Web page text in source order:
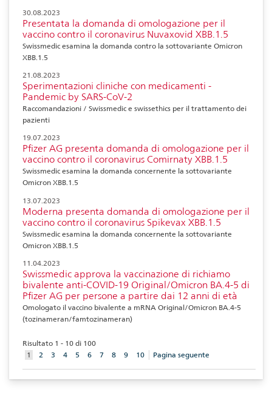
30.08.2023
Presentata la domanda di omologazione per il
vaccino contro il coronavirus Nuvaxovid XBB.1.5
Swissmedic esamina la domanda contro la sottovariante Omicron
XBB.1.5
21.08.2023
Sperimentazioni cliniche con medicamenti -
Pandemic by SARS-CoV-2
Raccomandazioni / Swissmedic e swissethics per il trattamento dei
pazienti
19.07.2023
Pfizer AG presenta domanda di omologazione per il
vaccino contro il coronavirus Comirnaty XBB.1.5
Swissmedic esamina la domanda concernente la sottovariante
Omicron XBB.1.5
13.07.2023
Moderna presenta domanda di omologazione per il
vaccino contro il coronavirus Spikevax XBB.1.5
Swissmedic esamina la domanda concernente la sottovariante
Omicron XBB.1.5
11.04.2023
Swissmedic approva la vaccinazione di richiamo
bivalente anti-COVID-19 Original/Omicron BA.4-5 di
Pfizer AG per persone a partire dai 12 anni di età
Omologato il vaccino bivalente a mRNA Original/Omicron BA.4-5
(tozinameran/famtozinameran)
Risultato 1 - 10 di 100
1 aktuelles
Element
2 3 4 5 6 7 8 9 10 Pagina seguente